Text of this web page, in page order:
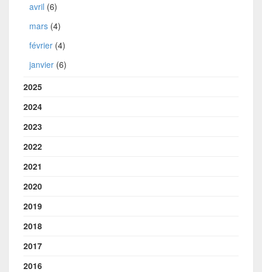
avril (6)
mars (4)
février (4)
janvier (6)
2025
2024
2023
2022
2021
2020
2019
2018
2017
2016